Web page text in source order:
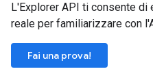
L'Explorer API ti consente
reale per familiarizzare con
Fai una prova!